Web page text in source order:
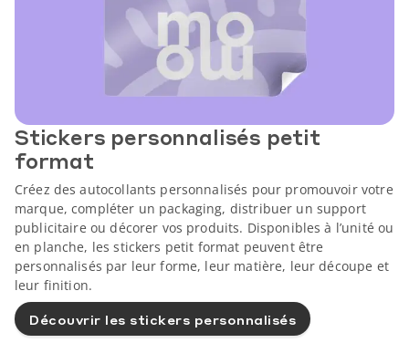
Stickers personnalisés petit
format
Créez des autocollants personnalisés pour promouvoir votre
marque, compléter un packaging, distribuer un support
publicitaire ou décorer vos produits. Disponibles à l’unité ou
en planche, les stickers petit format peuvent être
personnalisés par leur forme, leur matière, leur découpe et
leur finition.
Découvrir les stickers personnalisés